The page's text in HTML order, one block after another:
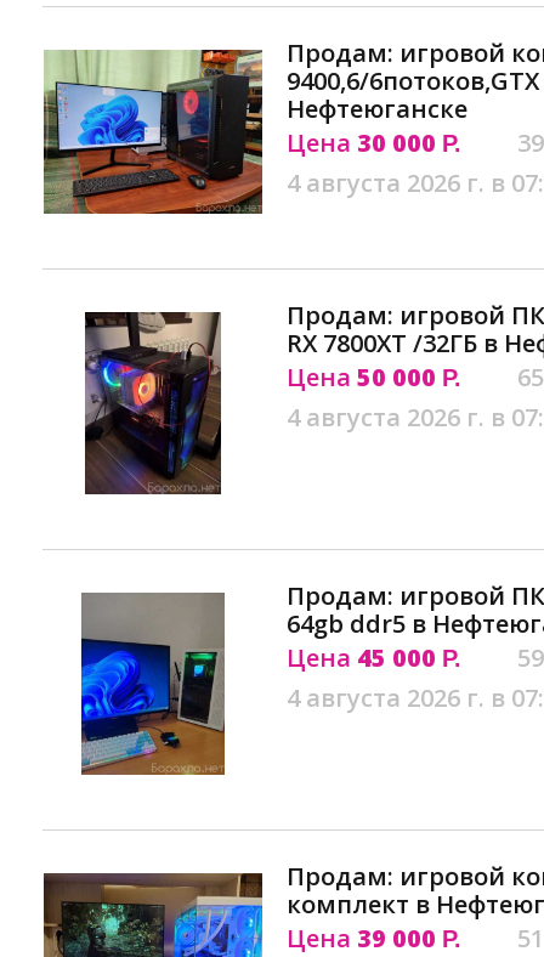
Продам: игровой
9400,6/
Нефтеюганске
Цена 30 000 Р.
4 августа 2026 г. в
Продам: игровой ПК
RX 7800XT /32ГБ в
Цена 50 000 Р.
4 августа 2026 г. в
Продам: игровой
64gb ddr5 в
Цена 45 000 Р.
4 августа 2026 г. в
Продам: игровой
комплект в
Цена 39 000 Р.